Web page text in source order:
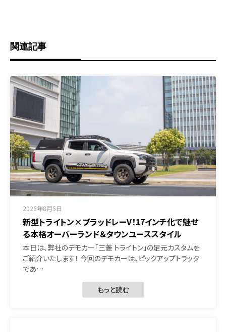
関連記事
2026年8月5日
新型トライトン×ブラッドレーV！17インチ化で魅せ
る本格オーバーランド＆タウンユーススタイル
本日は、弊社のデモカー「三菱 トライトン」の足元カスタムを
ご紹介いたします！ 今回のデモカーは、ピックアップトラック
であ…
もっと読む